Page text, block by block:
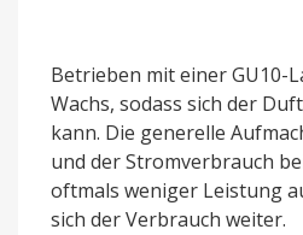
Betrieben mit einer GU10-
Wachs, sodass sich der
kann. Die generelle
und der Stromverbrauch
oftmals weniger Leistung
sich der Verbrauch weiter.